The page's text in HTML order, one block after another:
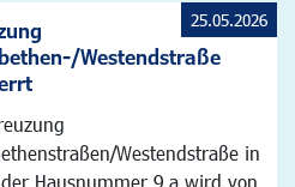
Westendstraße
Westendstraße in
der Hausnummer 9 a wird von
25.05.2026